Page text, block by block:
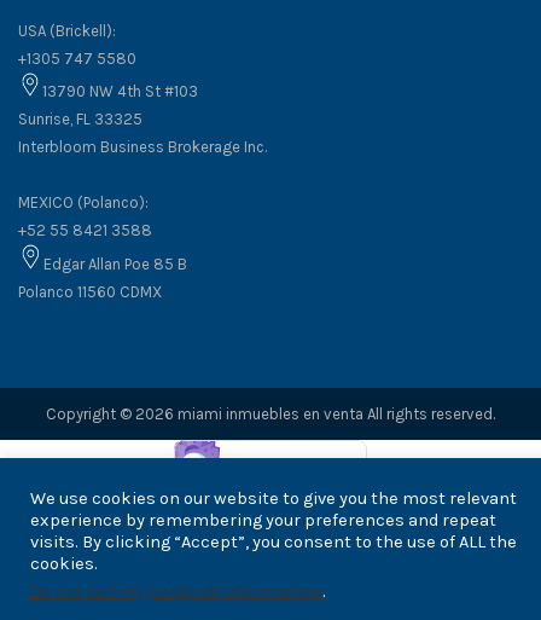
USA (Brickell):
+1305 747 5580
13790 NW 4th St #103
Sunrise, FL 33325
Interbloom Business Brokerage Inc.
MEXICO (Polanco):
+52 55 8421 3588
Edgar Allan Poe 85 B
Polanco 11560 CDMX
Copyright © 2026 miami inmuebles en venta All rights reserved.
We use cookies on our website to give you the most relevant
experience by remembering your preferences and repeat
visits. By clicking “Accept”, you consent to the use of ALL the
cookies.
Do not sell my personal information.